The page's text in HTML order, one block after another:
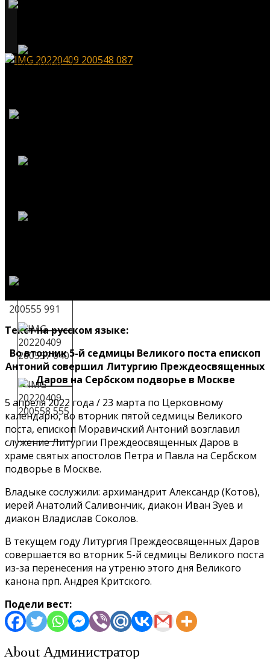
Текст на русском языке:
Во вторник 5-й седмицы Великого поста епископ
Антоний совершил Литургию Преждеосвященных
Даров на Сербском подворье в Москве
5 апреля 2022 года / 23 марта по Церковному
календарю, во вторник пятой седмицы Великого
поста, епископ Моравичский Антоний возглавил
служение Литургии Преждеосвященных Даров в
храме святых апостолов Петра и Павла на Сербском
подворье в Москве.
Владыке сослужили: архимандрит Александр (Котов),
иерей Анатолий Саливончик, диакон Иван Зуев и
диакон Владислав Соколов.
В текущем году Литургия Преждеосвященных Даров
совершается во вторник 5-й седмицы Великого поста
из-за перенесения на утреню этого дня Великого
канона прп. Андрея Критского.
Подели вест:
About Администратор